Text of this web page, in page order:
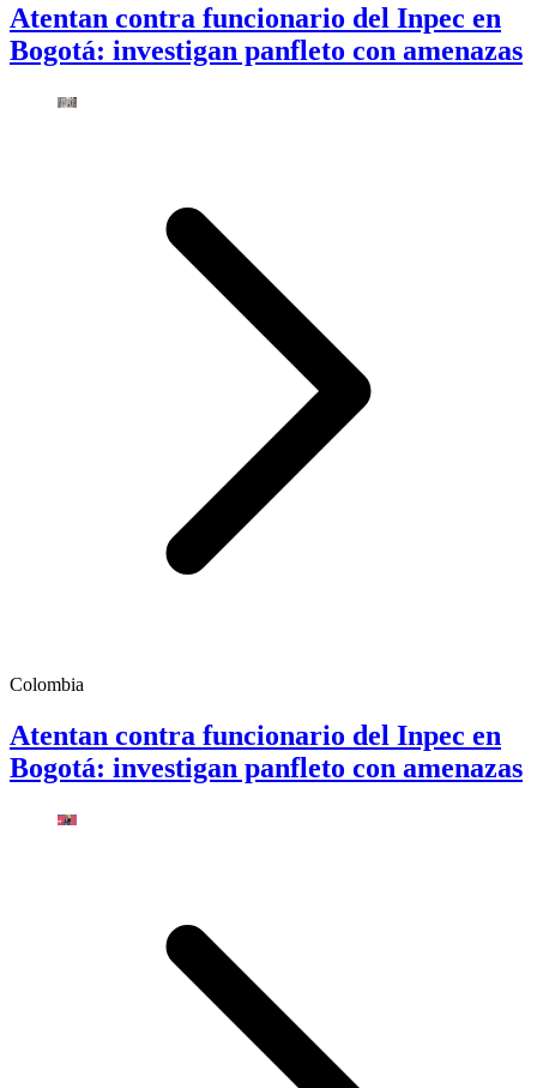
Atentan contra funcionario del Inpec en
Bogotá: investigan panfleto con amenazas
Colombia
Atentan contra funcionario del Inpec en
Bogotá: investigan panfleto con amenazas